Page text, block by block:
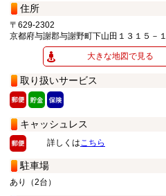
住所
〒629-2302
京都府与謝郡与謝野町下山田１３１５－１
大きな地図で見る
取り扱いサービス
キャッシュレス
詳しくはこちら
駐車場
あり（2台）